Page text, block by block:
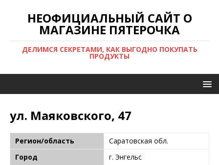
НЕОФИЦИАЛЬНЫЙ САЙТ О
МАГАЗИНЕ ПЯТЕРОЧКА
ДЕЛИМСЯ СЕКРЕТАМИ, КАК ВЫГОДНО ПОКУПАТЬ
ПРОДУКТЫ
ул. Маяковского, 47
Регион/область
Саратовская обл.
Город
г. Энгельс